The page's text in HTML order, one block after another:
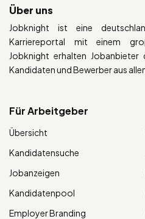
Über uns
Jobknight ist eine
Karriereportal mit einem
Jobknight erhalten Jobanbieter
Kandidaten und Bewerber aus
Für Arbeitgeber
Übersicht
Kandidatensuche
Jobanzeigen
Kandidatenpool
Employer Branding